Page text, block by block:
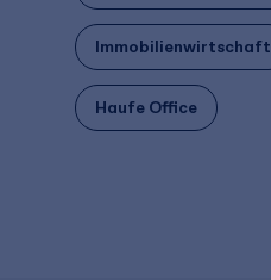
Immobilienwirtschaft
Haufe Office